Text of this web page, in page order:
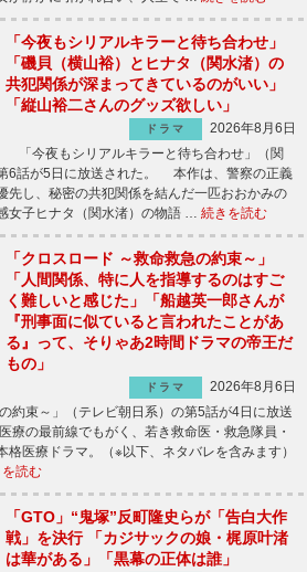
「今夜もシリアルキラーと待ち合わせ」
「磯貝（横山裕）とヒナタ（関水渚）の
共犯関係が深まってきているのがいい」
「縦山裕二さんのグッズ欲しい」
ドラマ
2026年8月6日
「今夜もシリアルキラーと待ち合わせ」（関
6話が5日に放送された。 本作は、警察の正義
先し、秘密の共犯関係を結んだ一匹おおかみの
女子ヒナタ（関水渚）の物語 … 続きを読む
「クロスロード ～救命救急の約束～」
「人間関係、特に人を指導するのはすご
く難しいと感じた」「船越英一郎さんが
『刑事面に似ていると言われたことがあ
る』って、そりゃあ2時間ドラマの帝王だ
もの」
ドラマ
2026年8月6日
約束～」（テレビ朝日系）の第5話が4日に放送
の最前線でもがく、若き救命医・救急隊員・
医療ドラマ。（※以下、ネタバレを含みます）
読む
「GTO」“鬼塚”反町隆史らが「告白大作
戦」を決行 「カジサックの娘・梶原叶渚
は華がある」「黒幕の正体は誰」